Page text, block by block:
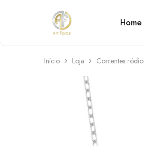
Art
Force
Semijoias
personalizadas
Home
Início Loja Correntes ródio